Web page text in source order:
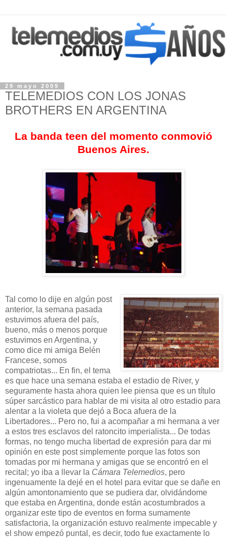
29 mayo 2009
TELEMEDIOS CON LOS JONAS
BROTHERS EN ARGENTINA
La banda teen del momento conmovió
Buenos Aires.
Tal como lo dije en algún post
anterior, la semana pasada
estuvimos afuera del país,
bueno, más o menos porque
estuvimos en Argentina, y
como dice mi amiga Belén
Francese, somos
compatriotas... En fin, el tema
es que hace una semana estaba el estadio de River, y
seguramente hasta ahora quien lee piensa que es un título
súper sarcástico para hablar de mi visita al otro estadio para
alentar a la violeta que dejó a Boca afuera de la
Libertadores... Pero no, fui a acompañar a mi hermana a ver
a estos tres esclavos del ratoncito imperialista... De todas
formas, no tengo mucha libertad de expresión para dar mi
opinión en este post simplemente porque las fotos son
tomadas por mi hermana y amigas que se encontró en el
recital; yo iba a llevar la Cámara Telemedios, pero
ingenuamente la dejé en el hotel para evitar que se dañe en
algún amontonamiento que se pudiera dar, olvidándome
que estaba en Argentina, donde están acostumbrados a
organizar este tipo de eventos en forma sumamente
satisfactoria, la organización estuvo realmente impecable y
el show empezó puntal, es decir, todo fue exactamente lo